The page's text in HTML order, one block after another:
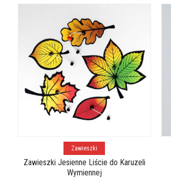
Dodaj do koszyka
Zawieszki
Zawieszki Jesienne Liście do Karuzeli
Wymiennej